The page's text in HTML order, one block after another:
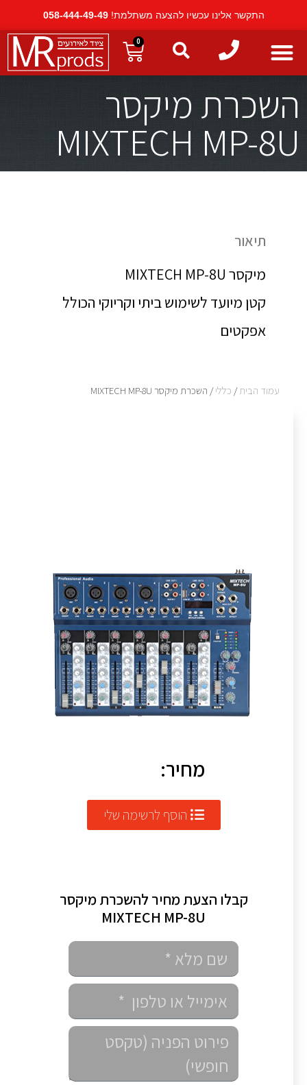
התקשר אלינו עכשיו להצעה משתלמת!058-444-49-49
0
השכרת מיקסר
MIXTECH MP-8U
מחיר:
הוסף לרשימה שלי
קבלו הצעת מחיר להשכרת מיקסר
MIXTECH MP-8U
תיאור
מיקסר MIXTECH MP-8U
קטן מיועד לשימוש ביתי וקריוקי הכולל
אפקטים
עמוד הבית/ כללי/ השכרת מיקסר MIXTECH MP-8U